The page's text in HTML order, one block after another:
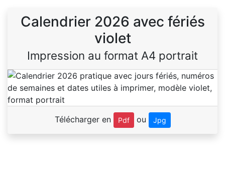
Calendrier 2026 avec fériés
violet
Impression au format A4 portrait
Télécharger en Pdf ou Jpg